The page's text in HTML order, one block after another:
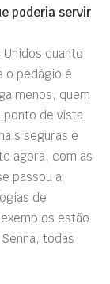
poderia servir
quanto
o pedágio é
menos, quem
ponto de vista
seguras e
agora, com as
passou a
de
estão
todas